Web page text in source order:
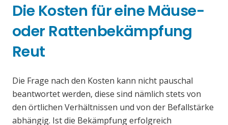
Die Kosten für eine Mäuse-
oder Rattenbekämpfung
Reut
Die Frage nach den Kosten kann nicht pauschal
beantwortet werden, diese sind nämlich stets von
den örtlichen Verhältnissen und von der Befallstärke
abhängig. Ist die Bekämpfung erfolgreich